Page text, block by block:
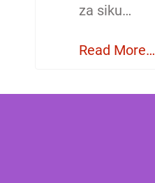
za siku…
Read More…